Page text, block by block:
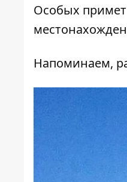
Особых
Напоминаем,